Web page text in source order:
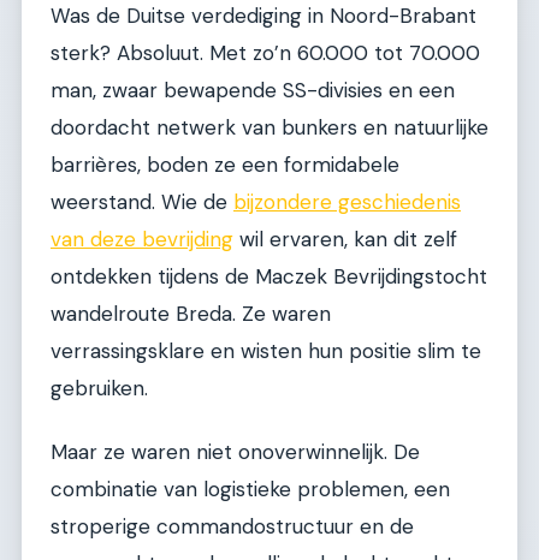
Was de Duitse verdediging in Noord-Brabant
sterk? Absoluut. Met zo’n 60.000 tot 70.000
man, zwaar bewapende SS-divisies en een
doordacht netwerk van bunkers en natuurlijke
barrières, boden ze een formidabele
weerstand. Wie de bijzondere geschiedenis
van deze bevrijding wil ervaren, kan dit zelf
ontdekken tijdens de Maczek Bevrijdingstocht
wandelroute Breda. Ze waren
verrassingsklare en wisten hun positie slim te
gebruiken.
Maar ze waren niet onoverwinnelijk. De
combinatie van logistieke problemen, een
stroperige commandostructuur en de